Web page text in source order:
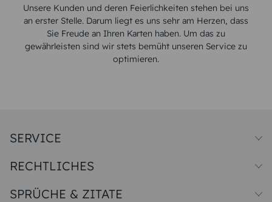
Unsere Kunden und deren Feierlichkeiten stehen bei uns
an erster Stelle. Darum liegt es uns sehr am Herzen, dass
Sie Freude an Ihren Karten haben. Um das zu
gewährleisten sind wir stets bemüht unseren Service zu
optimieren.
SERVICE
Papiersorten
Unsere Produktion
Magazin
RECHTLICHES
Widerrufsbelehrung
SPRÜCHE & ZITATE